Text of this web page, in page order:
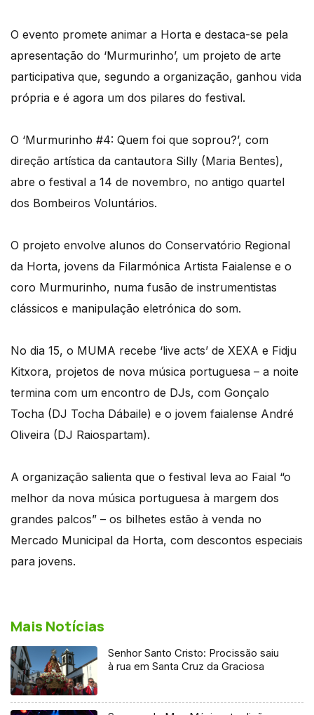
O evento promete animar a Horta e destaca-se pela
apresentação do ‘Murmurinho’, um projeto de arte
participativa que, segundo a organização, ganhou vida
própria e é agora um dos pilares do festival.
O ‘Murmurinho #4: Quem foi que soprou?’, com
direção artística da cantautora Silly (Maria Bentes),
abre o festival a 14 de novembro, no antigo quartel
dos Bombeiros Voluntários.
O projeto envolve alunos do Conservatório Regional
da Horta, jovens da Filarmónica Artista Faialense e o
coro Murmurinho, numa fusão de instrumentistas
clássicos e manipulação eletrónica do som.
No dia 15, o MUMA recebe ‘live acts’ de XEXA e Fidju
Kitxora, projetos de nova música portuguesa – a noite
termina com um encontro de DJs, com Gonçalo
Tocha (DJ Tocha Dábaile) e o jovem faialense André
Oliveira (DJ Raiospartam).
A organização salienta que o festival leva ao Faial “o
melhor da nova música portuguesa à margem dos
grandes palcos” – os bilhetes estão à venda no
Mercado Municipal da Horta, com descontos especiais
para jovens.
Mais Notícias
Senhor Santo Cristo: Procissão saiu
à rua em Santa Cruz da Graciosa